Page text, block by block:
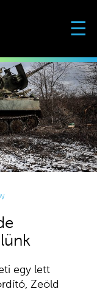
☰
egy lett
Zeöld